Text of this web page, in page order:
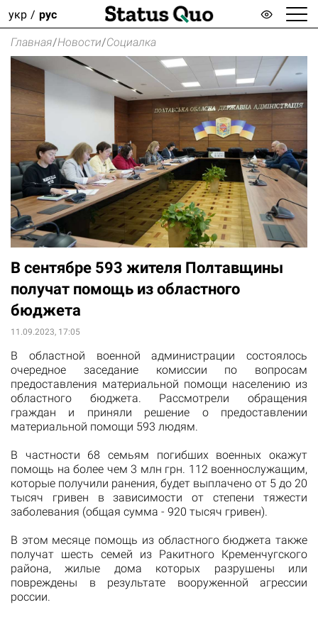
укр рус
Главная/Новости/Социалка
В сентябре 593 жителя Полтавщины
получат помощь из областного
бюджета
11.09.2023, 17:05
В областной военной администрации состоялось
очередное заседание комиссии по вопросам
предоставления материальной помощи населению из
областного бюджета. Рассмотрели обращения
граждан и приняли решение о предоставлении
материальной помощи 593 людям.
В частности 68 семьям погибших военных окажут
помощь на более чем 3 млн грн. 112 военнослужащим,
которые получили ранения, будет выплачено от 5 до 20
тысяч гривен в зависимости от степени тяжести
заболевания (общая сумма - 920 тысяч гривен).
В этом месяце помощь из областного бюджета также
получат шесть семей из Ракитного Кременчугского
района, жилые дома которых разрушены или
повреждены в результате вооруженной агрессии
россии.